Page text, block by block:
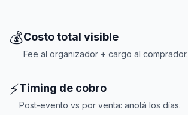
💰Costo total visible
Fee al organizador + cargo al comprador.
⚡Timing de cobro
Post-evento vs por venta: anotá los días.